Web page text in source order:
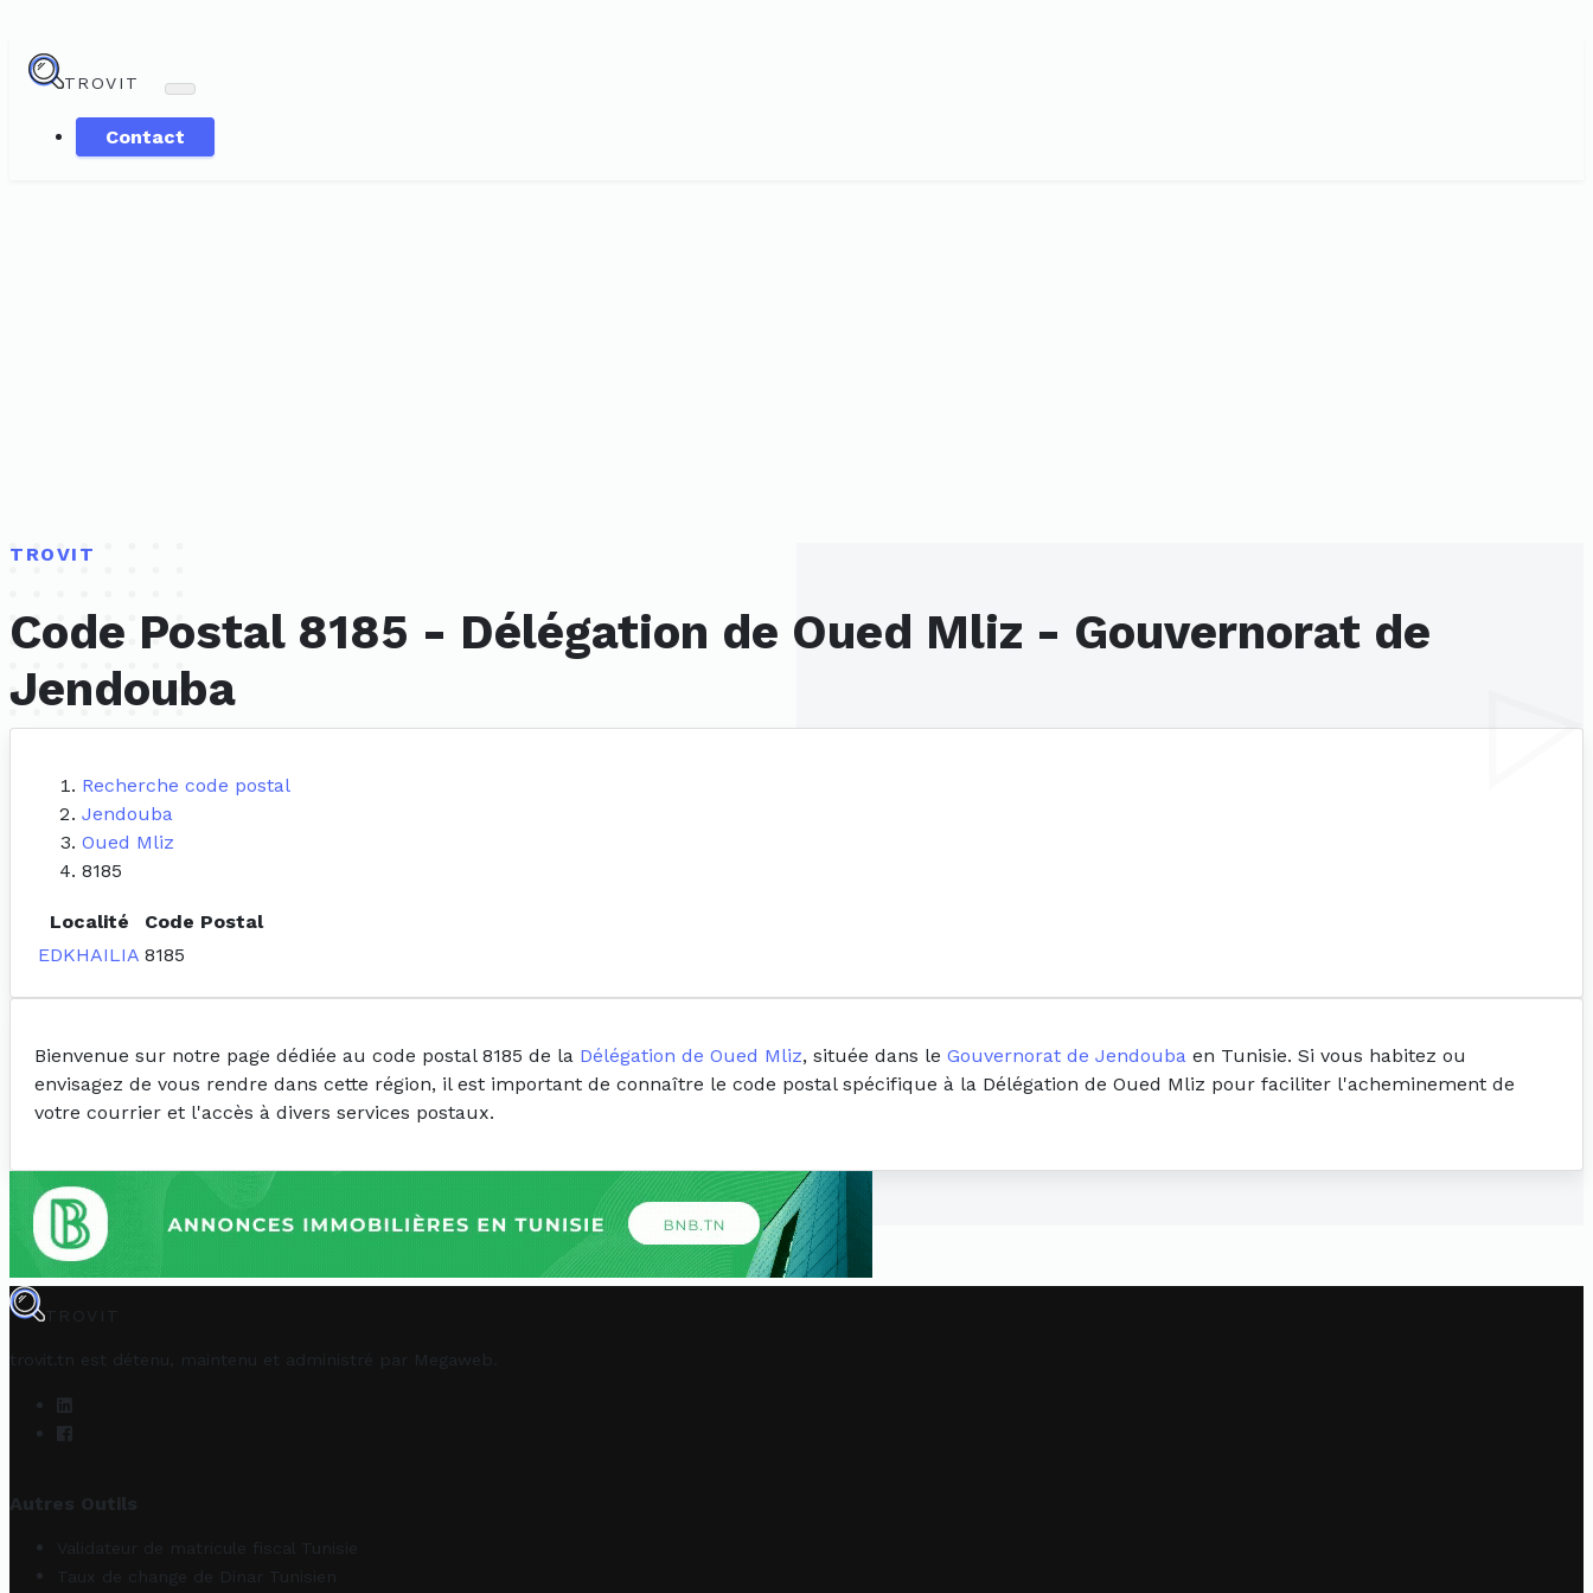
TROVIT
Contact
TROVIT
Code Postal 8185 - Délégation de Oued Mliz - Gouvernorat de
Jendouba
Recherche code postal
Jendouba
Oued Mliz
8185
Localité
Code Postal
EDKHAILIA 8185
Bienvenue sur notre page dédiée au code postal 8185 de la Délégation de Oued Mliz, située dans le Gouvernorat de Jendouba en Tunisie. Si vous habitez ou
envisagez de vous rendre dans cette région, il est important de connaître le code postal spécifique à la Délégation de Oued Mliz pour faciliter l'acheminement de
votre courrier et l'accès à divers services postaux.
TROVIT
trovit.tn est détenu, maintenu et administré par Megaweb
Autres Outils
Validateur de matricule fiscal Tunisie
Taux de change de Dinar Tunisien